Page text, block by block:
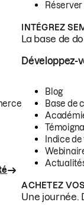
INTÉGREZ
La base de
Développez-
Blog
Base de
Indice
ACHETEZ
Une journée.